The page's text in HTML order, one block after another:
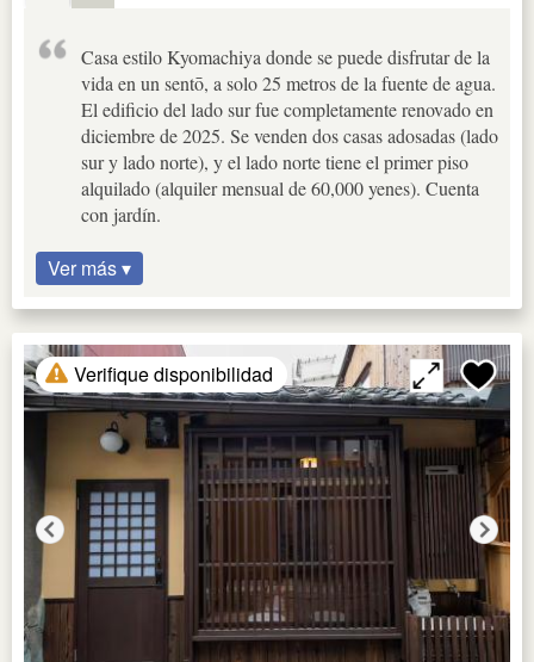
Casa estilo Kyomachiya donde se puede disfrutar de la
vida en un sentō, a solo 25 metros de la fuente de agua.
El edificio del lado sur fue completamente renovado en
diciembre de 2025. Se venden dos casas adosadas (lado
sur y lado norte), y el lado norte tiene el primer piso
alquilado (alquiler mensual de 60,000 yenes). Cuenta
con jardín.
Ver más ▾
Verifique disponibilidad